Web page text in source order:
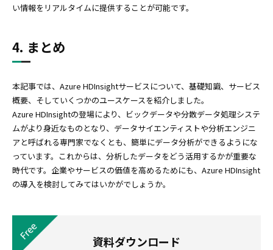
い情報をリアルタイムに提供することが可能です。
4. まとめ
本記事では、Azure HDInsightサービスについて、基礎知識、サービス
概要、そしていくつかのユースケースを紹介しました。
Azure HDInsightの登場により、ビックデータや分散データ処理システ
ムがより身近なものとなり、データサイエンティストや分析エンジニ
アと呼ばれる専門家でなくとも、簡単にデータ分析ができるようにな
っています。これからは、分析したデータをどう活用するかが重要な
時代です。企業やサービスの価値を高めるためにも、Azure HDInsight
の導入を検討してみてはいかがでしょうか。
資料ダウンロード